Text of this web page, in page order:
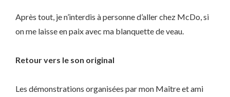
Après tout, je n’interdis à personne d’aller chez McDo, si
on me laisse en paix avec ma blanquette de veau.
Retour vers le son original
Les démonstrations organisées par mon Maître et ami